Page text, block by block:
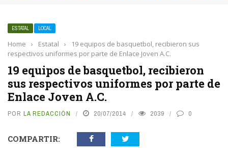
ESTATAL LOCAL
Home › Estatal ›
19 equipos de basquetbol, recibieron sus
respectivos uniformes por parte de Enlace Joven A.C.
19 equipos de basquetbol, recibieron
sus respectivos uniformes por parte de
Enlace Joven A.C.
POR LA REDACCIÓN 20/07/2014 2039 0
COMPARTIR: